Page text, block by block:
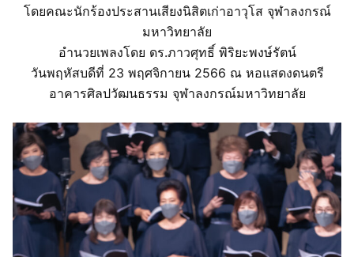
โดยคณะนักร้องประสานเสียงนิสิตเก่าอาวุโส จุฬาลงกรณ์
มหาวิทยาลัย
อำนวยเพลงโดย ดร.ภาวศุทธิ์ พิริยะพงษ์รัตน์
วันพฤหัสบดีที่ 23 พฤศจิกายน 2566 ณ หอแสดงดนตรี
อาคารศิลปวัฒนธรรม จุฬาลงกรณ์มหาวิทยาลัย